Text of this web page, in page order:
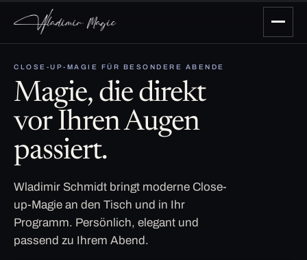
CLOSE-UP-MAGIE FÜR BESONDERE ABENDE
Magie, die direkt
vor Ihren Augen
passiert.
Wladimir Schmidt bringt moderne Close-
up-Magie an den Tisch und in Ihr
Programm. Persönlich, elegant und
passend zu Ihrem Abend.